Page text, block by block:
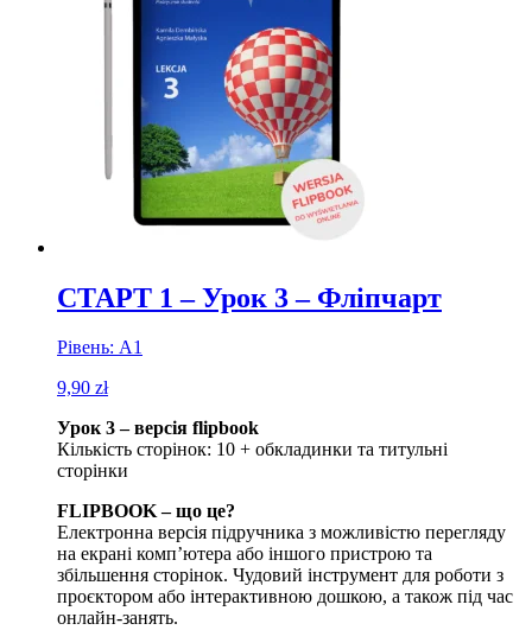
СТАРТ 1 – Урок 3 – Фліпчарт
Рівень: A1
9,90 zł
Урок 3 – версія flipbook
Кількість сторінок: 10 + обкладинки та титульні
сторінки
FLIPBOOK – що це?
Електронна версія підручника з можливістю перегляду
на екрані комп’ютера або іншого пристрою та
збільшення сторінок. Чудовий інструмент для роботи з
проєктором або інтерактивною дошкою, а також під час
онлайн-занять.